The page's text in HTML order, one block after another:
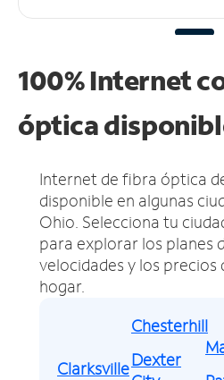
100% Internet
óptica
Internet de fibra óptica
disponible en algunas
Ohio. Selecciona tu
para explorar los planes
velocidades y los precios
hogar.
Clarksville
Chesterhill
Dexter